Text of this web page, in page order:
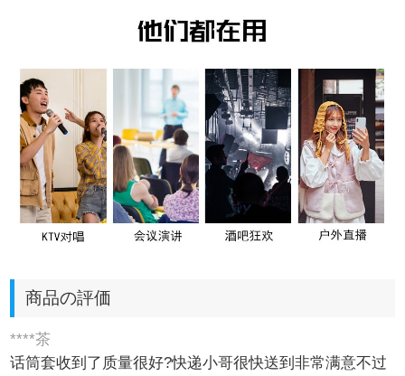
商品の評価
****茶
话筒套收到了质量很好?快递小哥很快送到非常满意不过